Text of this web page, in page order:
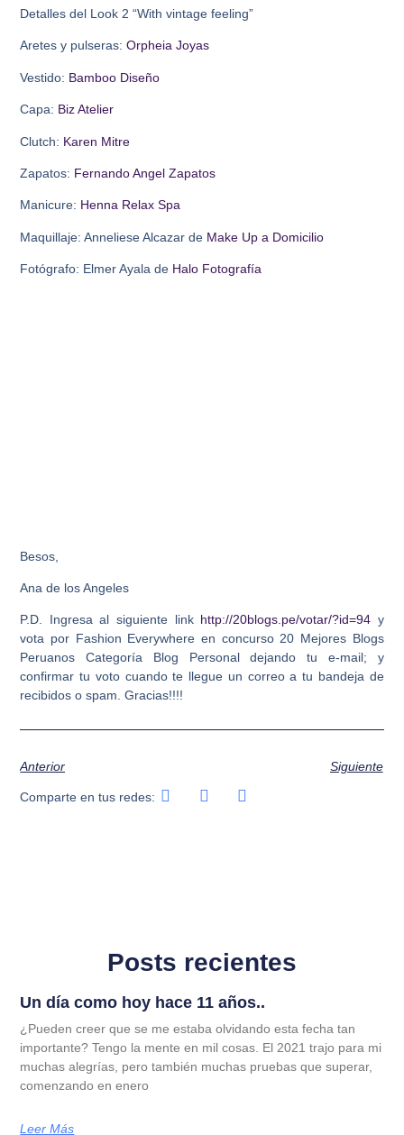
Detalles del Look 2 “With vintage feeling”
Aretes y pulseras:Orpheia Joyas
Vestido: Bamboo Diseño
Capa: Biz Atelier
Clutch: Karen Mitre
Zapatos: Fernando Angel Zapatos
Manicure: Henna Relax Spa
Maquillaje: Anneliese Alcazar de Make Up a Domicilio
Fotógrafo: Elmer Ayala de Halo Fotografía
Besos,
Ana de los Angeles
P.D. Ingresa al siguiente link http://20blogs.pe/votar/?id=94 y
vota por Fashion Everywhere en concurso 20 Mejores Blogs
Peruanos Categoría Blog Personal dejando tu e-mail; y
confirmar tu voto cuando te llegue un correo a tu bandeja de
recibidos o spam. Gracias!!!!
Anterior Siguiente
Comparte en tus redes:
Posts recientes
Un día como hoy hace 11 años..
¿Pueden creer que se me estaba olvidando esta fecha tan
importante? Tengo la mente en mil cosas. El 2021 trajo para mi
muchas alegrías, pero también muchas pruebas que superar,
comenzando en enero
Leer Más